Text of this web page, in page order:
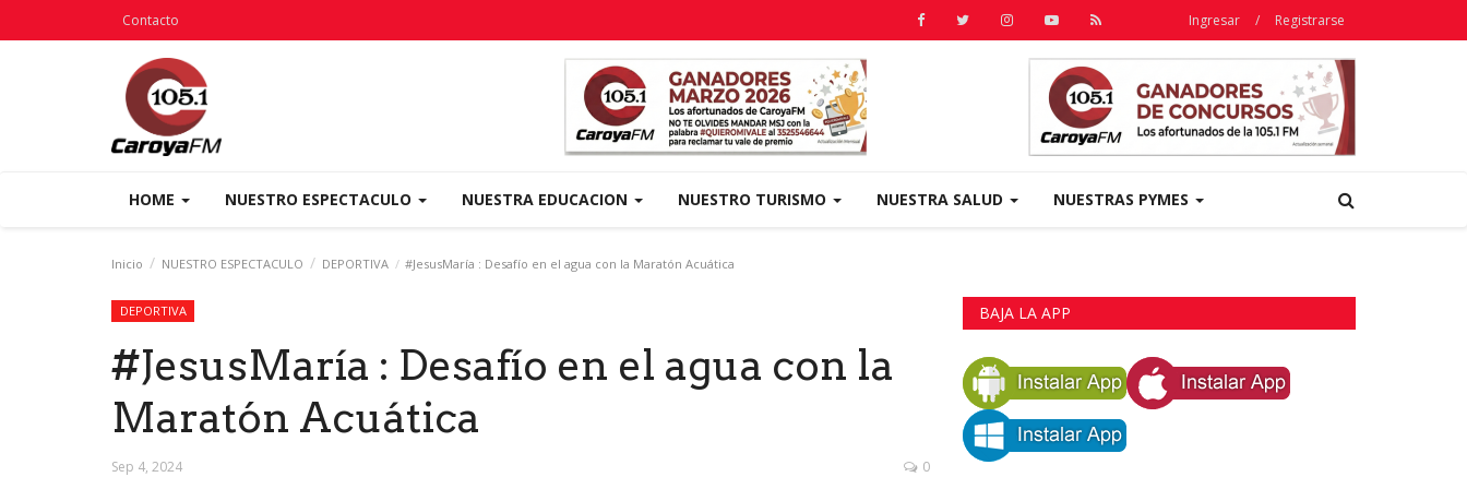
Contacto Ingresar / Registrarse
HOME NUESTRO ESPECTACULO NUESTRA EDUCACION NUESTRO TURISMO NUESTRA SALUD NUESTRAS PYMES
Inicio NUESTRO ESPECTACULO DEPORTIVA #JesusMaría : Desafío en el agua con la Maratón Acuática
DEPORTIVA
#JesusMaría : Desafío en el agua con la
Maratón Acuática
Sep 4, 2024 0
BAJA LA APP